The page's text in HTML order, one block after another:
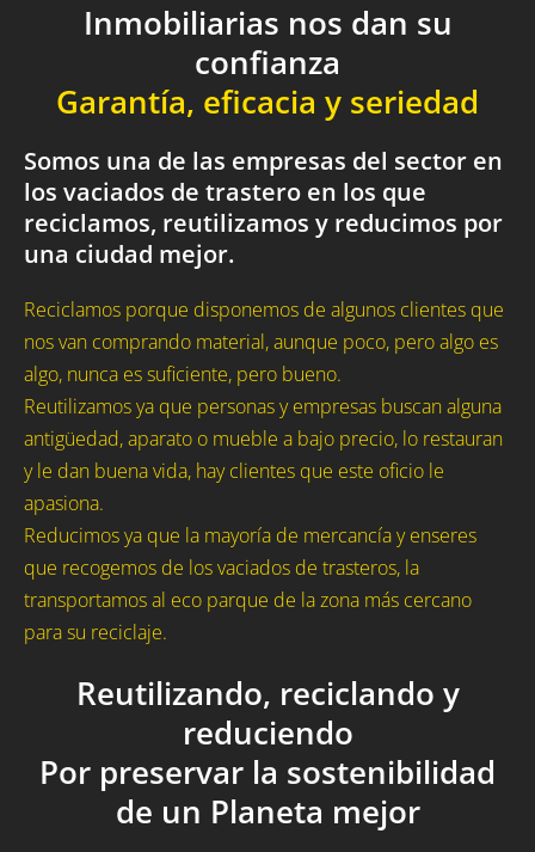
Inmobiliarias nos dan su
confianza
Garantía, eficacia y seriedad
Somos una de las empresas del sector en
los vaciados de trastero en los que
reciclamos, reutilizamos y reducimos por
una ciudad mejor.
Reciclamos porque disponemos de algunos clientes que
nos van comprando material, aunque poco, pero algo es
algo, nunca es suficiente, pero bueno.
Reutilizamos ya que personas y empresas buscan alguna
antigüedad, aparato o mueble a bajo precio, lo restauran
y le dan buena vida, hay clientes que este oficio le
apasiona.
Reducimos ya que la mayoría de mercancía y enseres
que recogemos de los vaciados de trasteros, la
transportamos al eco parque de la zona más cercano
para su reciclaje.
Reutilizando, reciclando y
reduciendo
Por preservar la sostenibilidad
de un Planeta mejor